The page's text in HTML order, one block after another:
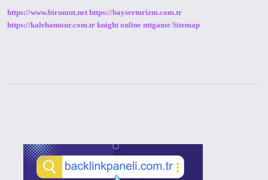
2024
32
https://www.birumut.net https://bayserturizm.com.tr
https://kalehantour.com.tr knight online nttgame Sitemap